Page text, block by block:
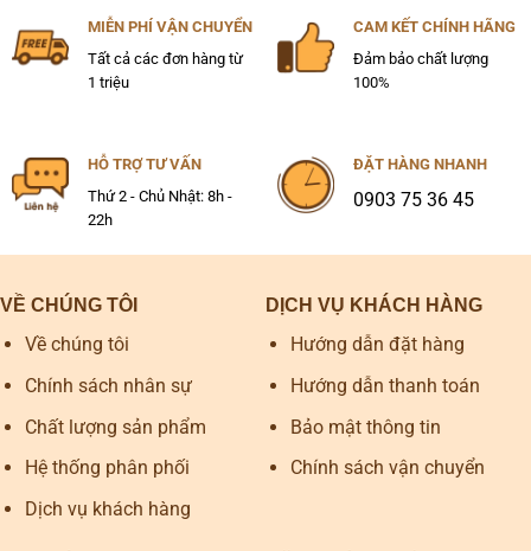
MIỄN PHÍ VẬN CHUYỂN
Tất cả các đơn hàng từ
1 triệu
CAM KẾT CHÍNH HÃNG
Đảm bảo chất lượng
100%
HỖ TRỢ TƯ VẤN
Thứ 2 - Chủ Nhật: 8h -
22h
ĐẶT HÀNG NHANH
0903 75 36 45
VỀ CHÚNG TÔI
Về chúng tôi
Chính sách nhân sự
Chất lượng sản phẩm
Hệ thống phân phối
Dịch vụ khách hàng
DỊCH VỤ KHÁCH HÀNG
Hướng dẫn đặt hàng
Hướng dẫn thanh toán
Bảo mật thông tin
Chính sách vận chuyển